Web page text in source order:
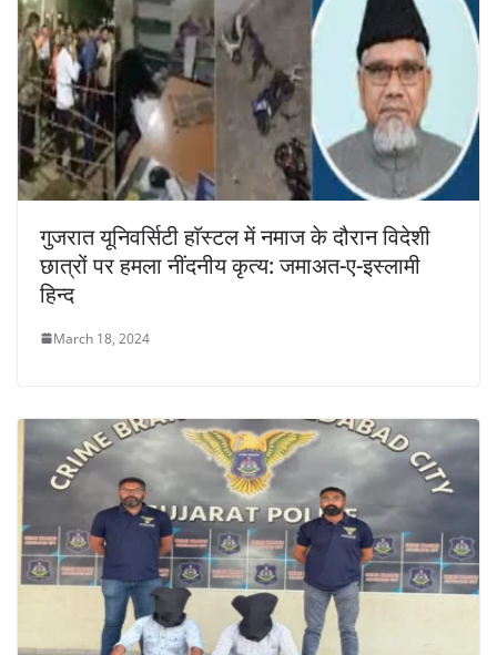
गुजरात यूनिवर्सिटी हाॅस्टल में नमाज के दौरान विदेशी
छात्रों पर हमला नींदनीय कृत्य: जमाअत-ए-इस्लामी
हिन्द
March 18, 2024